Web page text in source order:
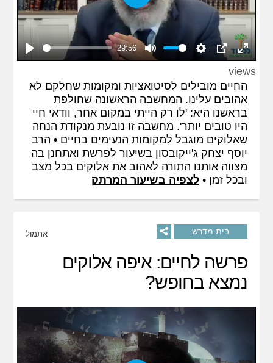
Play
29:56
Mute Settings PIPEnter
fullscreen
Play
views
החיים מובילים לסיטואציות ומקומות שחלקם לא
אהובים עלינו. המחשבה הראשונה שחולפת
בראשנו היא: 'לו רק הייתי במקום אחר, וודאי חיי
היו טובים יותר'. מחשבה זו נובעת מנקודת הנחה
שאלוקים מוגבל למקומות הנעימים בחיים • הרב
יוסף יצחק ג'ייקובסון בשיעור לפרשת ואתחנן בה
מצווה אותנו התורה לאהוב את אלוקים בכל מצב
ובכל זמן •לצפיה בשיעור המרתק
בית מדרש אתמול
פרשה לחיים: איפה אלוקים
נמצא בחופש?